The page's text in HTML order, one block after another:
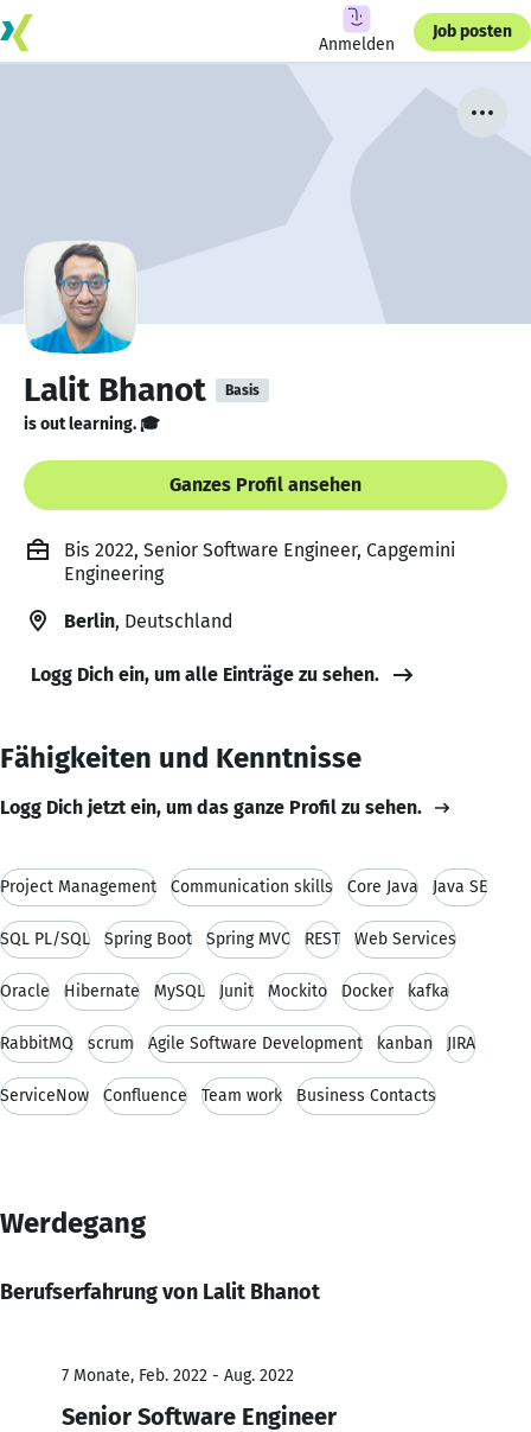
Anmelden
Job posten
Lalit Bhanot Basis
is out learning. 🎓
Ganzes Profil ansehen
Bis 2022, Senior Software Engineer, Capgemini
Engineering
Berlin, Deutschland
Logg Dich ein, um alle Einträge zu sehen.
Fähigkeiten und Kenntnisse
Logg Dich jetzt ein, um das ganze Profil zu sehen.
Project Management Communication skills Core Java Java SE
SQL PL/SQL Spring Boot Spring MVC REST Web Services
Oracle Hibernate MySQL Junit Mockito Docker kafka
RabbitMQ scrum Agile Software Development kanban JIRA
ServiceNow Confluence Team work Business Contacts
Werdegang
Berufserfahrung von Lalit Bhanot
7 Monate, Feb. 2022 - Aug. 2022
Senior Software Engineer